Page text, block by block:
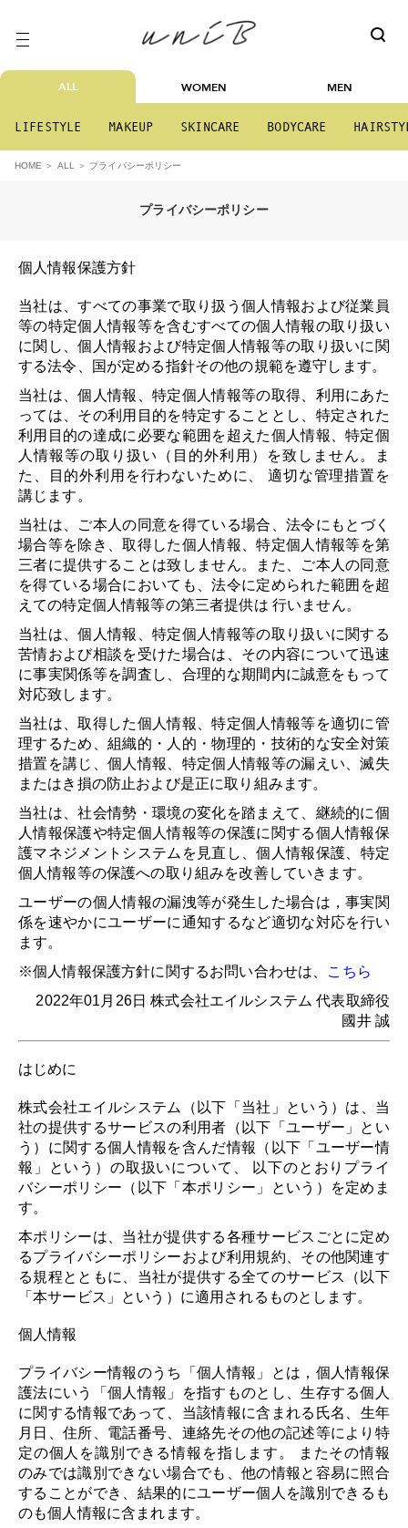
ALL WOMEN MEN
LIFESTYLE MAKEUP SKINCARE BODYCARE
HOME ALL プライバシーポリシー
プライバシーポリシー
個人情報保護方針
当社は、すべての事業で取り扱う個人情報および従業員
等の特定個人情報等を含むすべての個人情報の取り扱い
に関し、個人情報および特定個人情報等の取り扱いに関
する法令、国が定める指針その他の規範を遵守します。
当社は、個人情報、特定個人情報等の取得、利用にあた
っては、その利用目的を特定することとし、特定された
利用目的の達成に必要な範囲を超えた個人情報、特定個
人情報等の取り扱い（目的外利用）を致しません。ま
た、目的外利用を行わないために、 適切な管理措置を
講じます。
当社は、ご本人の同意を得ている場合、法令にもとづく
場合等を除き、取得した個人情報、特定個人情報等を第
三者に提供することは致しません。また、ご本人の同意
を得ている場合においても、法令に定められた範囲を超
えての特定個人情報等の第三者提供は 行いません。
当社は、個人情報、特定個人情報等の取り扱いに関する
苦情および相談を受けた場合は、その内容について迅速
に事実関係等を調査し、合理的な期間内に誠意をもって
対応致します。
当社は、取得した個人情報、特定個人情報等を適切に管
理するため、組織的・人的・物理的・技術的な安全対策
措置を講じ、個人情報、特定個人情報等の漏えい、滅失
またはき損の防止および是正に取り組みます。
当社は、社会情勢・環境の変化を踏まえて、継続的に個
人情報保護や特定個人情報等の保護に関する個人情報保
護マネジメントシステムを見直し、個人情報保護、特定
個人情報等の保護への取り組みを改善していきます。
ユーザーの個人情報の漏洩等が発生した場合は，事実関
係を速やかにユーザーに通知するなど適切な対応を行い
ます。
※個人情報保護方針に関するお問い合わせは、 こちら
2022年01月26日 株式会社エイルシステム 代表取締役
國井 誠
はじめに
株式会社エイルシステム（以下「当社」という）は、当
社の提供するサービスの利用者（以下「ユーザー」とい
う）に関する個人情報を含んだ情報（以下「ユーザー情
報」という）の取扱いについて、 以下のとおりプライ
バシーポリシー（以下「本ポリシー」という）を定めま
す。
本ポリシーは、当社が提供する各種サービスごとに定め
るプライバシーポリシーおよび利用規約、その他関連す
る規程とともに、当社が提供する全てのサービス（以下
「本サービス」という）に適用されるものとします。
個人情報
プライバシー情報のうち「個人情報」とは，個人情報保
護法にいう「個人情報」を指すものとし、生存する個人
に関する情報であって、当該情報に含まれる氏名、生年
月日、住所、電話番号、連絡先その他の記述等により特
定の個人を識別できる情報を指します。 またその情報
のみでは識別できない場合でも、他の情報と容易に照合
することができ、結果的にユーザー個人を識別できるも
のも個人情報に含まれます。